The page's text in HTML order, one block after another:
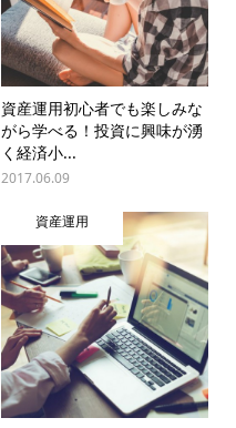
資産運用初心者でも楽しみな
がら学べる！投資に興味が湧
く経済小...
2017.06.09
資産運用